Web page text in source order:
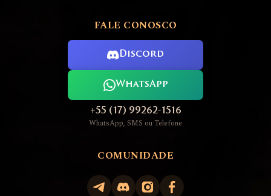
FALE CONOSCO
Discord
WhatsApp
+55 (17) 99262-1516
WhatsApp, SMS ou Telefone
COMUNIDADE